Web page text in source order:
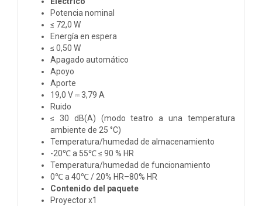
Potencia nominal
≤ 72,0 W
Energía en espera
≤ 0,50 W
Apagado automático
Apoyo
Aporte
19,0 V ⎓ 3,79 A
Ruido
≤ 30 dB(A) (modo teatro a una temperatura
ambiente de 25 °C)
Temperatura/humedad de almacenamiento
-20℃ a 55℃ ≤ 90 % HR
Temperatura/humedad de funcionamiento
0℃ a 40℃ / 20% HR–80% HR
Contenido del paquete
Proyector x1